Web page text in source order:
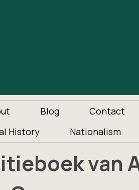
Blog
Contact
History
Nationalism
van